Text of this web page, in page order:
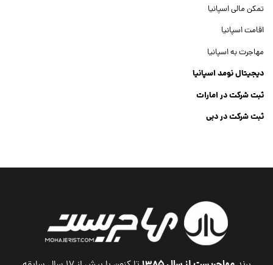
تمکن مالی اسپانیا
اقامت اسپانیا
مهاجرت به اسپانیا
دیجیتال نومد اسپانیا
ثبت شرکت در امارات
ثبت شرکت در دبی